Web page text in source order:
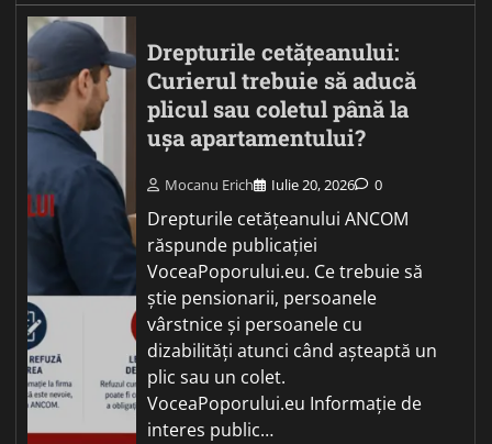
Drepturile cetățeanului:
Curierul trebuie să aducă
plicul sau coletul până la
ușa apartamentului?
Mocanu Erich Iulie 20, 2026 0
Drepturile cetățeanului ANCOM
răspunde publicației
VoceaPoporului.eu. Ce trebuie să
știe pensionarii, persoanele
vârstnice și persoanele cu
dizabilități atunci când așteaptă un
plic sau un colet.
VoceaPoporului.eu Informație de
interes public…